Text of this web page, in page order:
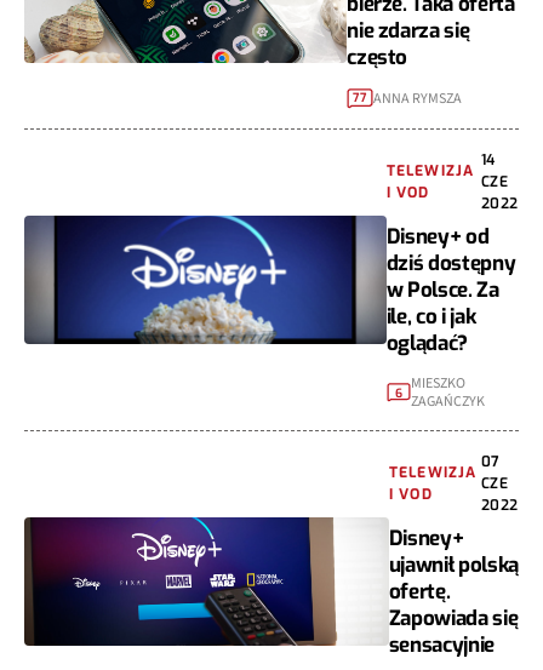
nie zdarza się
często
77 ANNA RYMSZA
TELEWIZJA
I VOD
14
CZE
2022
Disney+ od
dziś dostępny
w Polsce. Za
ile, co i jak
oglądać?
6 MIESZKO
ZAGAŃCZYK
TELEWIZJA
I VOD
07
CZE
2022
Disney+
ujawnił polską
ofertę.
Zapowiada się
sensacyjnie